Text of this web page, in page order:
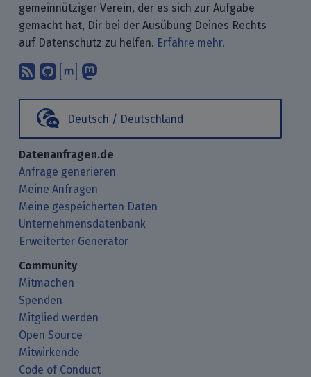
gemeinnütziger Verein, der es sich zur Aufgabe
gemacht hat, Dir bei der Ausübung Deines Rechts
auf Datenschutz zu helfen. Erfahre mehr.
Abonniere unsere Blogbeiträge mit
Finde uns bei GitHub.
Unterhalte Dich mit uns über
Deutsch / Deutschland
Datenanfragen.de
Anfrage generieren
Meine Anfragen
Meine gespeicherten Daten
Unternehmensdatenbank
Erweiterter Generator
Community
Mitmachen
Spenden
Mitglied werden
Open Source
Mitwirkende
Code of Conduct